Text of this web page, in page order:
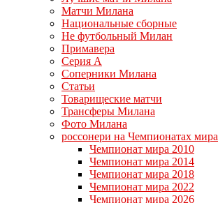
Матчи Милана
Национальные сборные
Не футбольный Милан
Примавера
Серия А
Соперники Милана
Статьи
Товарищеские матчи
Трансферы Милана
Фото Милана
россонери на Чемпионатах мира
Чемпионат мира 2010
Чемпионат мира 2014
Чемпионат мира 2018
Чемпионат мира 2022
Чемпионат мира 2026